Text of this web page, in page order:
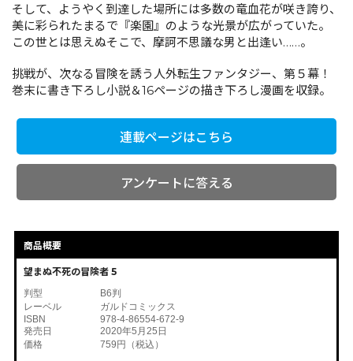
コミックエッセイ
閉じる
そして、ようやく到達した場所には多数の竜血花が咲き誇り、
美に彩られたまるで『楽園』のような光景が広がっていた。
この世とは思えぬそこで、摩訶不思議な男と出逢い……。
挑戦が、次なる冒険を誘う人外転生ファンタジー、第５幕！
巻末に書き下ろし小説＆16ページの描き下ろし漫画を収録。
連載ページはこちら
アンケートに答える
商品概要
望まぬ不死の冒険者 5
判型
B6判
レーベル
ガルドコミックス
ISBN
978-4-86554-672-9
発売日
2020年5月25日
価格
759円（税込）